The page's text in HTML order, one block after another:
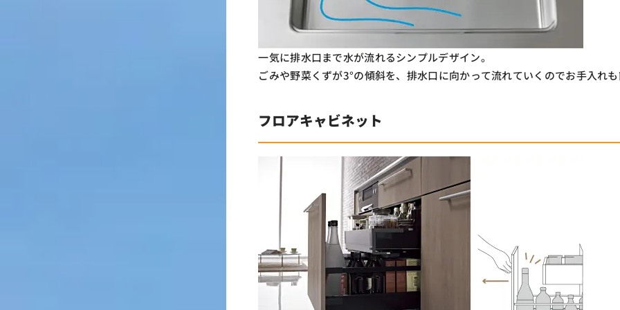
一気に排水口まで水が流れるシンプルデザイン。
ごみや野菜くずが3°の傾斜を、排水口に向かって流れていくのでお手入れ
フロアキャビネット